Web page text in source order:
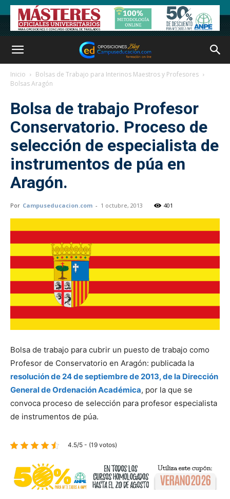
Inicio
Bolsas de Trabajo para Interinos Maestros y Profesores
Bolsas Aragón
Bolsa de trabajo Profesor
Conservatorio. Proceso de
selección de especialista de
instrumentos de púa en
Aragón.
Por Campuseducacion.com - 1 octubre, 2013 401
Bolsa de trabajo para cubrir un puesto de trabajo como
Profesor de Conservatorio en Aragón: publicada la
resolución de 24 de septiembre de 2013, de la Dirección
General de Ordenación Académica, por la que se
convoca proceso de selección para profesor especialista
de instrumentos de púa.
4.5/5 - (19 votos)